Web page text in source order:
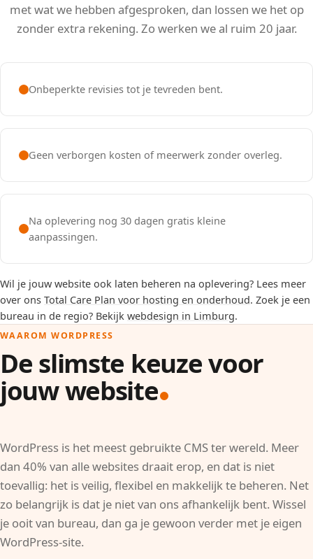
met wat we hebben afgesproken, dan lossen we het op
zonder extra rekening. Zo werken we al ruim 20 jaar.
Onbeperkte revisies tot je tevreden bent.
Geen verborgen kosten of meerwerk zonder overleg.
Na oplevering nog 30 dagen gratis kleine
aanpassingen.
Wil je jouw website ook laten beheren na oplevering? Lees meer
over ons Total Care Plan voor hosting en onderhoud. Zoek je een
bureau in de regio? Bekijk webdesign in Limburg.
WAAROM WORDPRESS
De slimste keuze voor
jouw website
WordPress is het meest gebruikte CMS ter wereld. Meer
dan 40% van alle websites draait erop, en dat is niet
toevallig: het is veilig, flexibel en makkelijk te beheren. Net
zo belangrijk is dat je niet van ons afhankelijk bent. Wissel
je ooit van bureau, dan ga je gewoon verder met je eigen
WordPress-site.